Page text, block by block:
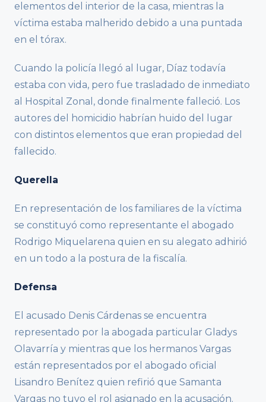
elementos del interior de la casa, mientras la
víctima estaba malherido debido a una puntada
en el tórax.
Cuando la policía llegó al lugar, Díaz todavía
estaba con vida, pero fue trasladado de inmediato
al Hospital Zonal, donde finalmente falleció. Los
autores del homicidio habrían huido del lugar
con distintos elementos que eran propiedad del
fallecido.
Querella
En representación de los familiares de la víctima
se constituyó como representante el abogado
Rodrigo Miquelarena quien en su alegato adhirió
en un todo a la postura de la fiscalía.
Defensa
El acusado Denis Cárdenas se encuentra
representado por la abogada particular Gladys
Olavarría y mientras que los hermanos Vargas
están representados por el abogado oficial
Lisandro Benítez quien refirió que Samanta
Vargas no tuvo el rol asignado en la acusación.